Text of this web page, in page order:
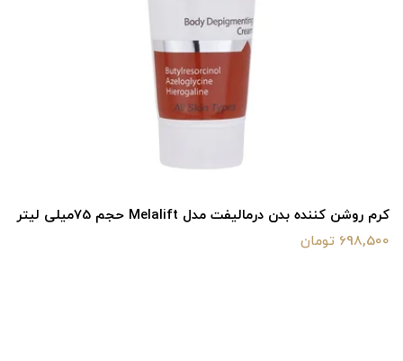
کرم روشن کننده بدن درمالیفت مدل Melalift حجم 75میلی لیتر
698,500 تومان